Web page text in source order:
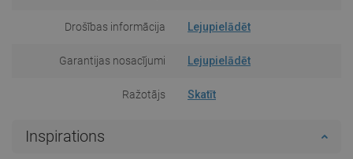
Drošības informācija Lejupielādēt
Garantijas nosacījumi Lejupielādēt
Ražotājs Skatīt
Inspirations